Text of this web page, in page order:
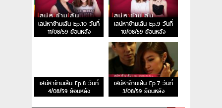
เสน่หาข้ามเส้น Ep.10 วันที่
11/08/59 ย้อนหลัง
เสน่หาข้ามเส้น Ep.9 วันที่
10/08/59 ย้อนหลัง
เสน่หาข้ามเส้น Ep.8 วันที่
4/08/59 ย้อนหลัง
เสน่หาข้ามเส้น Ep.7 วันที่
3/08/59 ย้อนหลัง